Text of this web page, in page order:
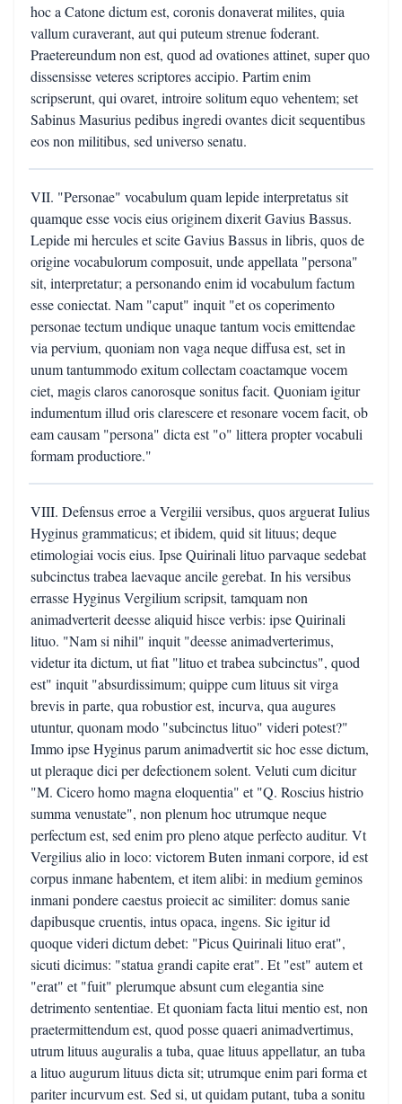
hoc a Catone dictum est, coronis donaverat milites, quia
vallum curaverant, aut qui puteum strenue foderant.
Praetereundum non est, quod ad ovationes attinet, super quo
dissensisse veteres scriptores accipio. Partim enim
scripserunt, qui ovaret, introire solitum equo vehentem; set
Sabinus Masurius pedibus ingredi ovantes dicit sequentibus
eos non militibus, sed universo senatu.
VII. "Personae" vocabulum quam lepide interpretatus sit
quamque esse vocis eius originem dixerit Gavius Bassus.
Lepide mi hercules et scite Gavius Bassus in libris, quos de
origine vocabulorum composuit, unde appellata "persona"
sit, interpretatur; a personando enim id vocabulum factum
esse coniectat. Nam "caput" inquit "et os coperimento
personae tectum undique unaque tantum vocis emittendae
via pervium, quoniam non vaga neque diffusa est, set in
unum tantummodo exitum collectam coactamque vocem
ciet, magis claros canorosque sonitus facit. Quoniam igitur
indumentum illud oris clarescere et resonare vocem facit, ob
eam causam "persona" dicta est "o" littera propter vocabuli
formam productiore."
VIII. Defensus erroe a Vergilii versibus, quos arguerat Iulius
Hyginus grammaticus; et ibidem, quid sit lituus; deque
etimologiai vocis eius. Ipse Quirinali lituo parvaque sedebat
subcinctus trabea laevaque ancile gerebat. In his versibus
errasse Hyginus Vergilium scripsit, tamquam non
animadverterit deesse aliquid hisce verbis: ipse Quirinali
lituo. "Nam si nihil" inquit "deesse animadverterimus,
videtur ita dictum, ut fiat "lituo et trabea subcinctus", quod
est" inquit "absurdissimum; quippe cum lituus sit virga
brevis in parte, qua robustior est, incurva, qua augures
utuntur, quonam modo "subcinctus lituo" videri potest?"
Immo ipse Hyginus parum animadvertit sic hoc esse dictum,
ut pleraque dici per defectionem solent. Veluti cum dicitur
"M. Cicero homo magna eloquentia" et "Q. Roscius histrio
summa venustate", non plenum hoc utrumque neque
perfectum est, sed enim pro pleno atque perfecto auditur. Vt
Vergilius alio in loco: victorem Buten inmani corpore, id est
corpus inmane habentem, et item alibi: in medium geminos
inmani pondere caestus proiecit ac similiter: domus sanie
dapibusque cruentis, intus opaca, ingens. Sic igitur id
quoque videri dictum debet: "Picus Quirinali lituo erat",
sicuti dicimus: "statua grandi capite erat". Et "est" autem et
"erat" et "fuit" plerumque absunt cum elegantia sine
detrimento sententiae. Et quoniam facta litui mentio est, non
praetermittendum est, quod posse quaeri animadvertimus,
utrum lituus auguralis a tuba, quae lituus appellatur, an tuba
a lituo augurum lituus dicta sit; utrumque enim pari forma et
pariter incurvum est. Sed si, ut quidam putant, tuba a sonitu